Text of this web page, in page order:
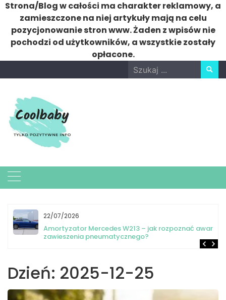
Strona/Blog w całości ma charakter reklamowy, a
zamieszczone na niej artykuły mają na celu
pozycjonowanie stron www. Żaden z wpisów nie
pochodzi od użytkowników, a wszystkie zostały
opłacone.
to
Search
for:
22/07/2026
Amortyzator Mercedes W213 – jak rozpoznać awarię
zawieszenia pneumatycznego?
Dzień: 2025-12-25